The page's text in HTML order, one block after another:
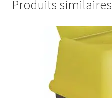
Produits similaires